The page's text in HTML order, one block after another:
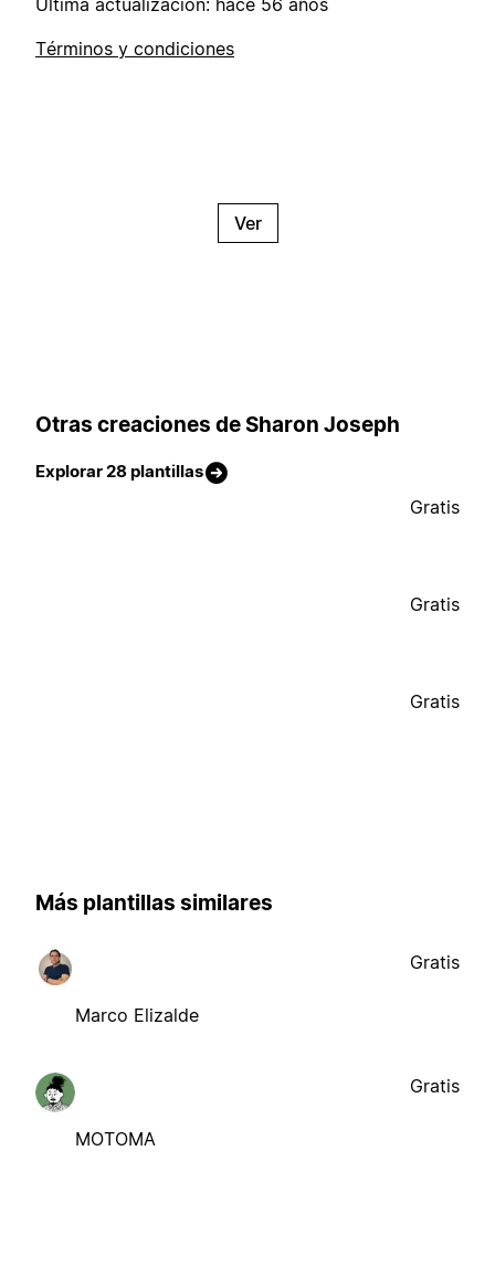
Última actualización: hace 56 años
Términos y condiciones
Ver
Otras creaciones de Sharon Joseph
Explorar 28 plantillas
Gratis
Gratis
Gratis
Más plantillas similares
Marco Elizalde
Gratis
MOTOMA
Gratis